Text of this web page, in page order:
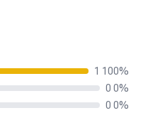
1 100%
0 0%
0 0%